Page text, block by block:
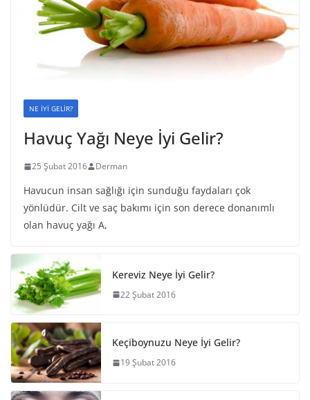
NE İYİ GELİR?
Havuç Yağı Neye İyi Gelir?
25 Şubat 2016 Derman
Havucun insan sağlığı için sunduğu faydaları çok
yönlüdür. Cilt ve saç bakımı için son derece donanımlı
olan havuç yağı A,
Kereviz Neye İyi Gelir?
22 Şubat 2016
Keçiboynuzu Neye İyi Gelir?
19 Şubat 2016